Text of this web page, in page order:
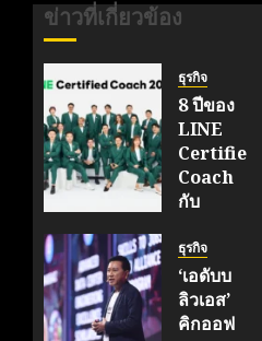
ข่าวที่เกี่ยวข้อง
ธุรกิจ
8 ปีของ
LINE
Certified
Coach
กับ
สร้าง
Ecosystem
ให้ SME
ไทย
ธุรกิจ
‘เอดับบ
ลิวเอส’
คิกออฟ